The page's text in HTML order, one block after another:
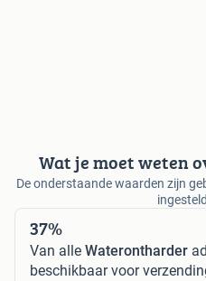
Wat je moet weten
De onderstaande waarden zijn
37%
Van alle Waterontharder
beschikbaar voor